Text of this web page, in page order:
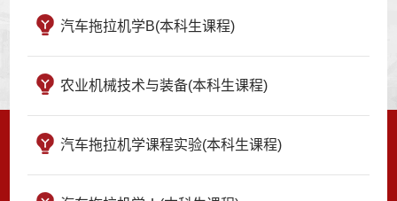
汽车拖拉机学B(本科生课程)
农业机械技术与装备(本科生课程)
汽车拖拉机学课程实验(本科生课程)